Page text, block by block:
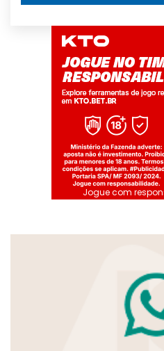
Jogue com